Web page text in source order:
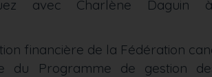
avec Charlène Daguin
financière de la Fédération
du Programme de gestion